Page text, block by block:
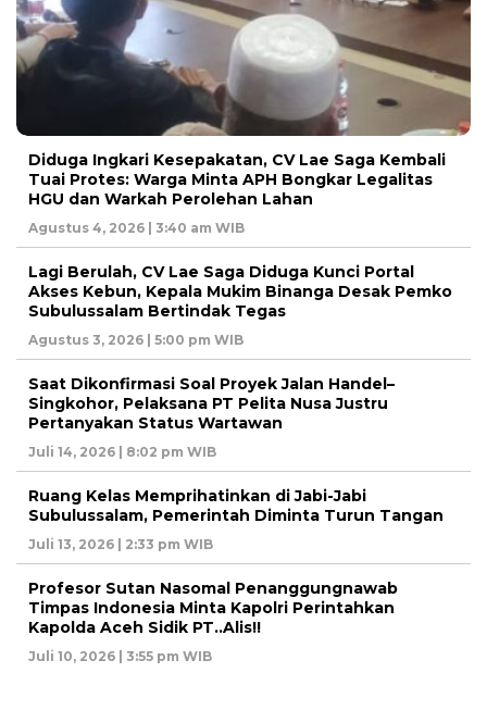
Diduga Ingkari Kesepakatan, CV Lae Saga Kembali
Tuai Protes: Warga Minta APH Bongkar Legalitas
HGU dan Warkah Perolehan Lahan
Agustus 4, 2026 | 3:40 am WIB
Lagi Berulah, CV Lae Saga Diduga Kunci Portal
Akses Kebun, Kepala Mukim Binanga Desak Pemko
Subulussalam Bertindak Tegas
Agustus 3, 2026 | 5:00 pm WIB
Saat Dikonfirmasi Soal Proyek Jalan Handel–
Singkohor, Pelaksana PT Pelita Nusa Justru
Pertanyakan Status Wartawan
Juli 14, 2026 | 8:02 pm WIB
Ruang Kelas Memprihatinkan di Jabi-Jabi
Subulussalam, Pemerintah Diminta Turun Tangan
Juli 13, 2026 | 2:33 pm WIB
Profesor Sutan Nasomal Penanggungnawab
Timpas Indonesia Minta Kapolri Perintahkan
Kapolda Aceh Sidik PT..Alis!!
Juli 10, 2026 | 3:55 pm WIB